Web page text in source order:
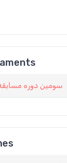
سومین دوره